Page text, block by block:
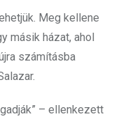
Meg kellene
másik házat, ahol
számításba
– ellenkezett